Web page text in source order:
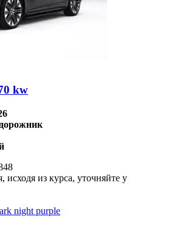
kw
исходя из курса, уточняйте у